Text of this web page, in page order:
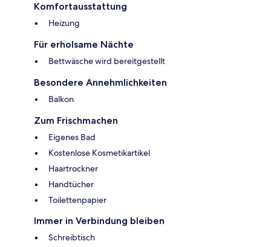
Komfortausstattung
Heizung
Für erholsame Nächte
Bettwäsche wird bereitgestellt
Besondere Annehmlichkeiten
Balkon
Zum Frischmachen
Eigenes Bad
Kostenlose Kosmetikartikel
Haartrockner
Handtücher
Toilettenpapier
Immer in Verbindung bleiben
Schreibtisch